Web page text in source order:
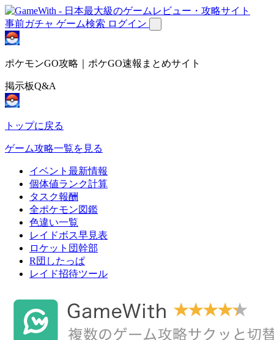
事前ガチャ ゲーム検索 ログイン
ポケモンGO攻略｜ポケGO速報まとめサイト
掲示板Q&A
トップに戻る
ゲーム攻略一覧を見る
イベント最新情報
個体値ランク計算
タスク報酬
全ポケモン図鑑
色違い一覧
レイドボス早見表
ロケット団幹部
R団したっぱ
レイド招待ツール